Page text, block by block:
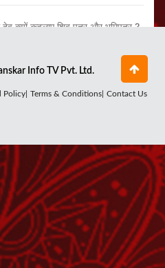
क्यों कहलाए शिव पुत्र और भूमिपुत्र ?
जरूरी है सूर्य देव की कृपा ?
राहु ग्रह का सबसे बड़ा रहस्य ?
2026
Info TV Pvt. Ltd.
Policy| Terms & Conditions| Contact Us